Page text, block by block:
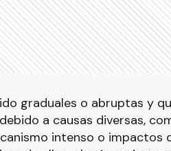
graduales o abruptas y
a causas diversas,
intenso o impactos